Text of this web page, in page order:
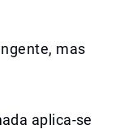
mas
aplica-se